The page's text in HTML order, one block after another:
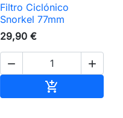
Filtro Ciclónico
Snorkel 77mm
29,90 €
 
